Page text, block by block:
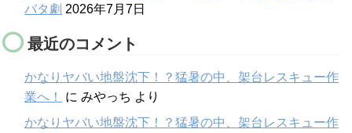
バタ劇 2026年7月7日
最近のコメント
かなりヤバい地盤沈下！？猛暑の中、架台レスキュー作
業へ！
に みやっち より
かなりヤバい地盤沈下！？猛暑の中、架台レスキュー作